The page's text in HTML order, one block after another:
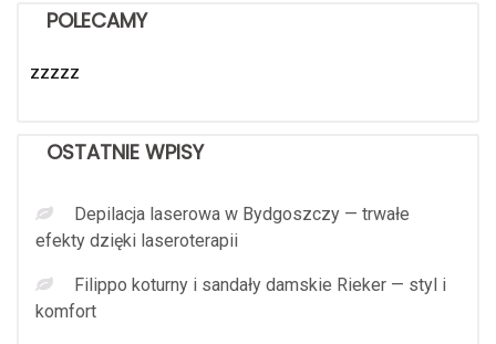
POLECAMY
zzzzz
OSTATNIE WPISY
Depilacja laserowa w Bydgoszczy — trwałe
efekty dzięki laseroterapii
Filippo koturny i sandały damskie Rieker — styl i
komfort